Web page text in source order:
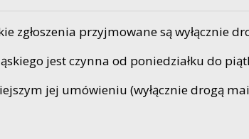
zgłoszenia przyjmowane są wyłącznie
jest czynna od poniedziałku do
jej umówieniu (wyłącznie drogą